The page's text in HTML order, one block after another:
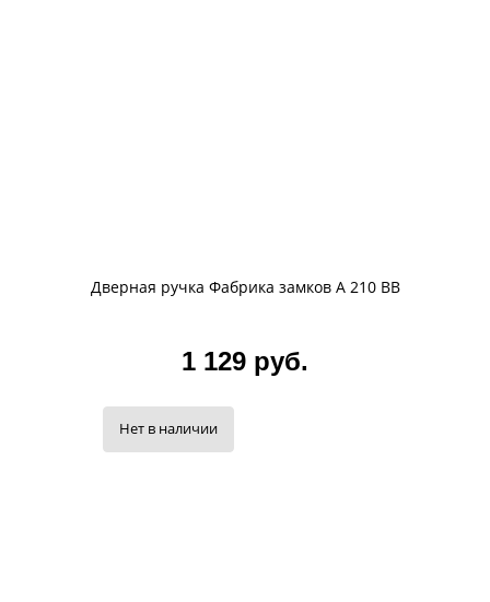
Дверная ручка Фабрика замков A 210 BB
1 129 руб.
Нет в наличии